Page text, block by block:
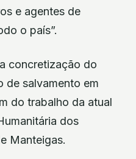
e agentes de
o país”.
concretização do
de salvamento em
do trabalho da atual
dos
Manteigas.